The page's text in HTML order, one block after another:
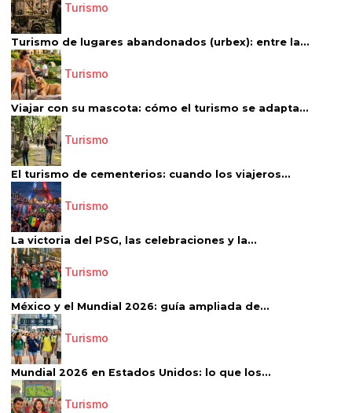
Turismo
Turismo de lugares abandonados (urbex): entre la...
Turismo
Viajar con su mascota: cómo el turismo se adapta...
Turismo
El turismo de cementerios: cuando los viajeros...
Turismo
La victoria del PSG, las celebraciones y la...
Turismo
México y el Mundial 2026: guía ampliada de...
Turismo
Mundial 2026 en Estados Unidos: lo que los...
Turismo